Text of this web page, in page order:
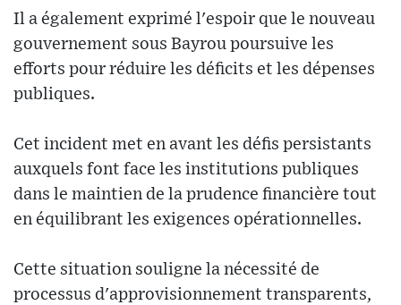
Il a également exprimé l'espoir que le nouveau
gouvernement sous Bayrou poursuive les
efforts pour réduire les déficits et les dépenses
publiques.
Cet incident met en avant les défis persistants
auxquels font face les institutions publiques
dans le maintien de la prudence financière tout
en équilibrant les exigences opérationnelles.
Cette situation souligne la nécessité de
processus d'approvisionnement transparents,